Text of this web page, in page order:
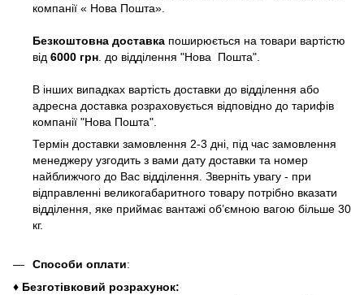
компанії « Нова Пошта».
Безкоштовна доставка поширюється на товари вартістю
від 6000 грн . до відділення "Нова Пошта".
В інших випадках вартість доставки до відділення або
адресна доставка розраховується відповідно до тарифів
компанії "Нова Пошта".
Термін доставки замовлення 2-3 дні, під час замовлення
менеджеру узгодить з вами дату доставки та номер
найближчого до Вас відділення. Зверніть увагу - при
відправленні великогабаритного товару потрібно вказати
відділення, яке приймає вантажі об’ємною вагою більше 30
кг.
Способи оплати:
♦ Безготівковий розрахунок: